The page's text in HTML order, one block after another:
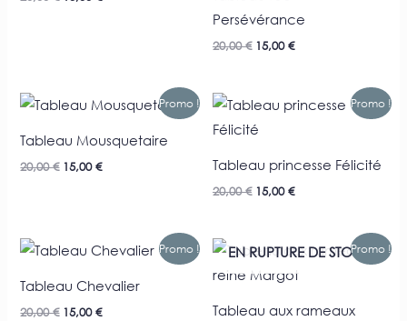
Persévérance
20,00€ 15,00€
Promo !
Tableau Mousquetaire
20,00€
Le
prix
était :
20,00 €.
15,00€
Le
prix
est :
15,00 €.
Promo !
Tableau princesse Félicité
20,00€
Le
prix
initial
20,00 €.
15,00€
Le
prix
15,00 €.
Promo !
Tableau Chevalier
20,00€
Le
prix
était :
20,00 €.
15,00€
Le
prix
est :
15,00 €.
Promo !
EN RUPTURE DE STOCK
Tableau aux rameaux
Le
prix
initial
20,00 €.
Le
prix
actuel
15,00 €.